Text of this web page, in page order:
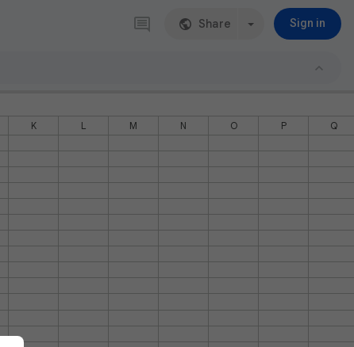
Share Sign in
K L M N O P
Q